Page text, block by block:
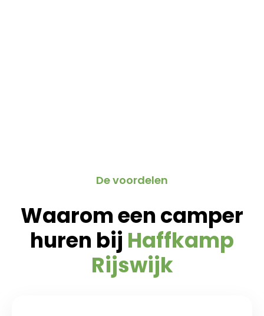
De voordelen
Waarom een camper
huren bij Haffkamp
Rijswijk